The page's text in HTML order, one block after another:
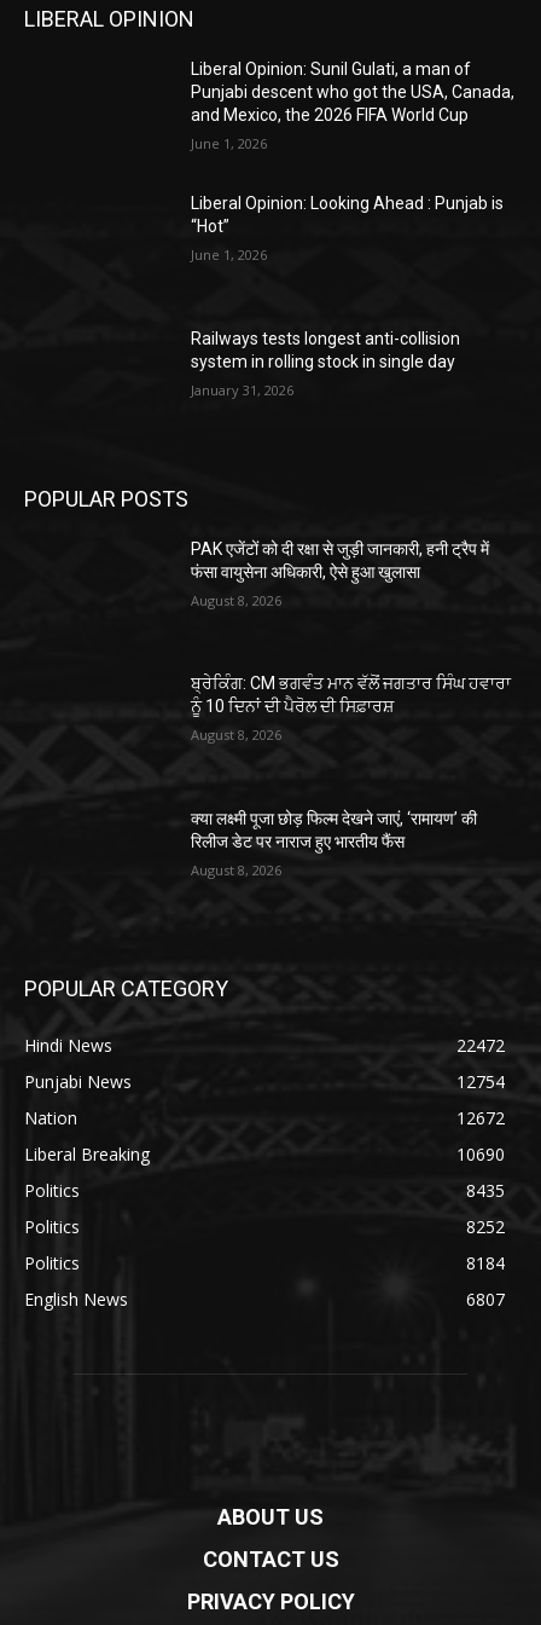
LIBERAL OPINION
Liberal Opinion: Sunil Gulati, a man of
Punjabi descent who got the USA, Canada,
and Mexico, the 2026 FIFA World Cup
June 1, 2026
Liberal Opinion: Looking Ahead : Punjab is
“Hot”
June 1, 2026
Railways tests longest anti-collision
system in rolling stock in single day
January 31, 2026
POPULAR POSTS
PAK एजेंटों को दी रक्षा से जुड़ी जानकारी, हनी ट्रैप में
फंसा वायुसेना अधिकारी, ऐसे हुआ खुलासा
August 8, 2026
ਬ੍ਰੇਕਿੰਗ: CM ਭਗਵੰਤ ਮਾਨ ਵੱਲੋਂ ਜਗਤਾਰ ਸਿੰਘ ਹਵਾਰਾ
ਨੂੰ 10 ਦਿਨਾਂ ਦੀ ਪੈਰੋਲ ਦੀ ਸਿਫ਼ਾਰਸ਼
August 8, 2026
क्या लक्ष्मी पूजा छोड़ फिल्म देखने जाएं, ‘रामायण’ की
रिलीज डेट पर नाराज हुए भारतीय फैंस
August 8, 2026
POPULAR CATEGORY
Hindi News
22472
Punjabi News
12754
Nation
12672
Liberal Breaking
10690
Politics
8435
Politics
8252
Politics
8184
English News
6807
ABOUT US
CONTACT US
PRIVACY POLICY